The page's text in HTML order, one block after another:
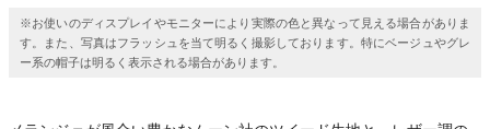
※お使いのディスプレイやモニターにより実際の色と異なって見える場合がありま
す。また、写真はフラッシュを当て明るく撮影しております。特にベージュやグレ
ー系の帽子は明るく表示される場合があります。